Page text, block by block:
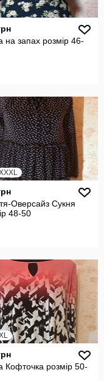
на запах розмір 46-
Оверсайз Сукня
48-50
Кофточка розмір 50-